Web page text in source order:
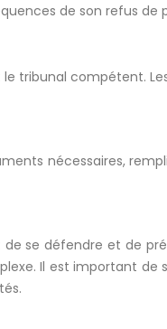
de son refus de
tribunal compétent.
nécessaires,
se défendre et de
Il est important de